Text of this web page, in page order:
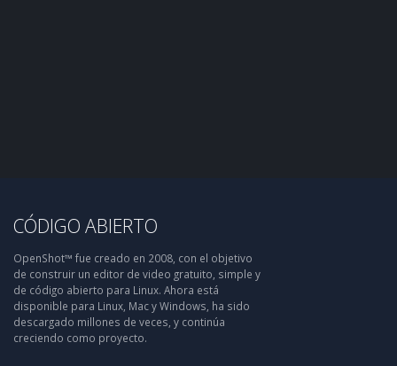
CÓDIGO ABIERTO
OpenShot™ fue creado en 2008, con el objetivo
de construir un editor de video gratuito, simple y
de código abierto para Linux. Ahora está
disponible para Linux, Mac y Windows, ha sido
descargado millones de veces, y continúa
creciendo como proyecto.